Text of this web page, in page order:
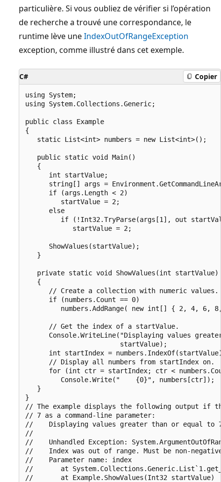
particulière. Si vous oubliez de vérifier si l’opération
de recherche a trouvé une correspondance, le
runtime lève uneIndexOutOfRangeException
exception, comme illustré dans cet exemple.
C# Copier
using System;
using System.Collections.Generic;
public class Example
{
   static List<int> numbers = new List<int>();
   public static void Main()
   {
      int startValue;
string[] args =
      if (args.Length < 2)
         startValue = 2;
      else
if (!Int32.TryParse(args[1], out
            startValue = 2;
      ShowValues(startValue);
   }
   private static void ShowValues(int startValue)
   {
      // Create a collection with numeric values.
      if (numbers.Count == 0)
numbers.AddRange( new int[] { 2, 4, 6,
      // Get the index of a startValue.
Console.WriteLine("Displaying values
                        startValue);
int startIndex =
      // Display all numbers from startIndex on.
for (int ctr = startIndex; ctr <
         Console.Write("    {0}", numbers[ctr]);
   }
}
// The example displays the following output if
// 7 as a command-line parameter:
//    Displaying values greater than or equal to
//
//    Unhandled Exception:
//    Index was out of range. Must be non-
//    Parameter name: index
//       at
//       at Example.ShowValues(Int32 startValue)